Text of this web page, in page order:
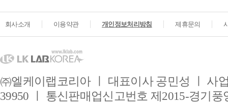
회사소개 이용약관 개인정보처리방침 제휴문의
㈜엘케이랩코리아 ㅣ 대표이사 공민성 ㅣ 사
39950 ㅣ 통신판매업신고번호 제2015-경기풍